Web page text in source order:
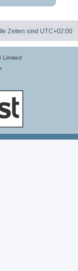
Zeiten sind UTC+02:00
Limited